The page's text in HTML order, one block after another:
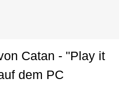
Catan - "Play it
dem PC